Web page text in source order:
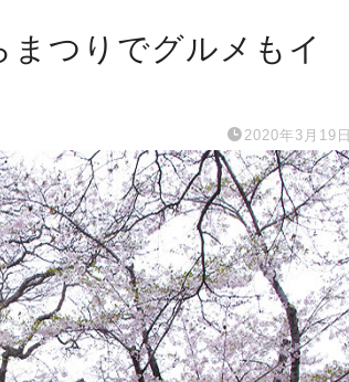
まつりでグルメもイ
2020年3月19日